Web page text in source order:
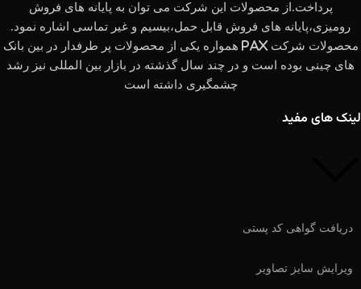
پرداخت.از محصولات این شرکت می توان به پایانه های فروش
رومیزی،پایانه های فروش قابل حمل،بیسیم و غیر تماسی اشاره نمود.
محصولات شرکت PAX همواره یکی از محصولات پر طرفدار در بین بانک
های چینی بوده است و در چند سال گذشته در بازار بین المللی نیز رشد
چشمگیری داشته است
لینک های مفید
دریافت گواهی کد پستی
ویرایش سایز تصاویر